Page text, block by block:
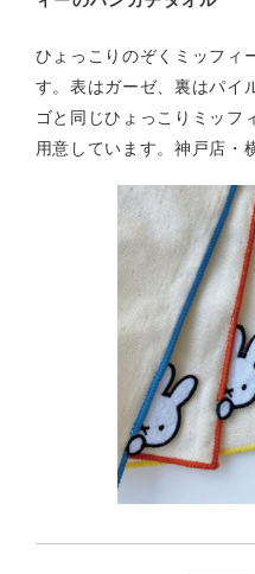
ひょっこりのぞくミッフィ
す。表はガーゼ、裏はパイ
ゴと同じひょっこりミッフ
用意しています。神戸店・